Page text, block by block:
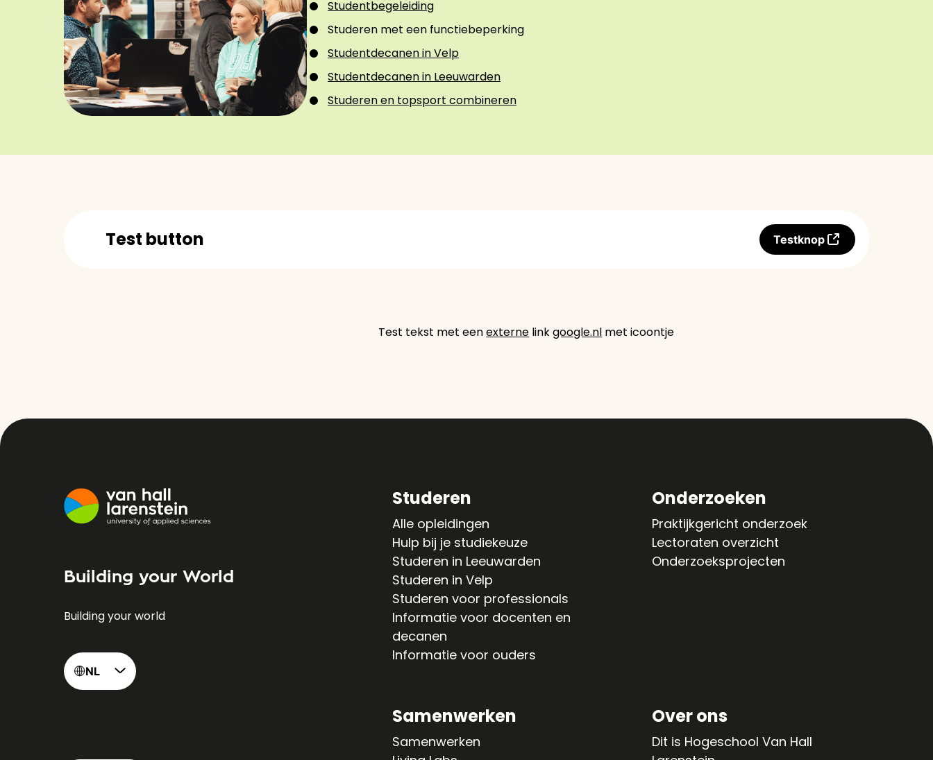
Studentbegeleiding
Studeren met een functiebeperking
Studentdecanen in Velp
Studentdecanen in Leeuwarden
Studeren en topsport combineren
Test button Testknop
Test tekst met eenexterne linkgoogle.nl met icoontje
Building your World
Building your world
NL
Studeren
Alle opleidingen
Hulp bij je studiekeuze
Studeren in Leeuwarden
Studeren in Velp
Studeren voor professionals
Informatie voor docenten en
decanen
Informatie voor ouders
Onderzoeken
Praktijkgericht onderzoek
Lectoraten overzicht
Onderzoeksprojecten
Samenwerken
Samenwerken
Over ons
Dit is Hogeschool Van Hall